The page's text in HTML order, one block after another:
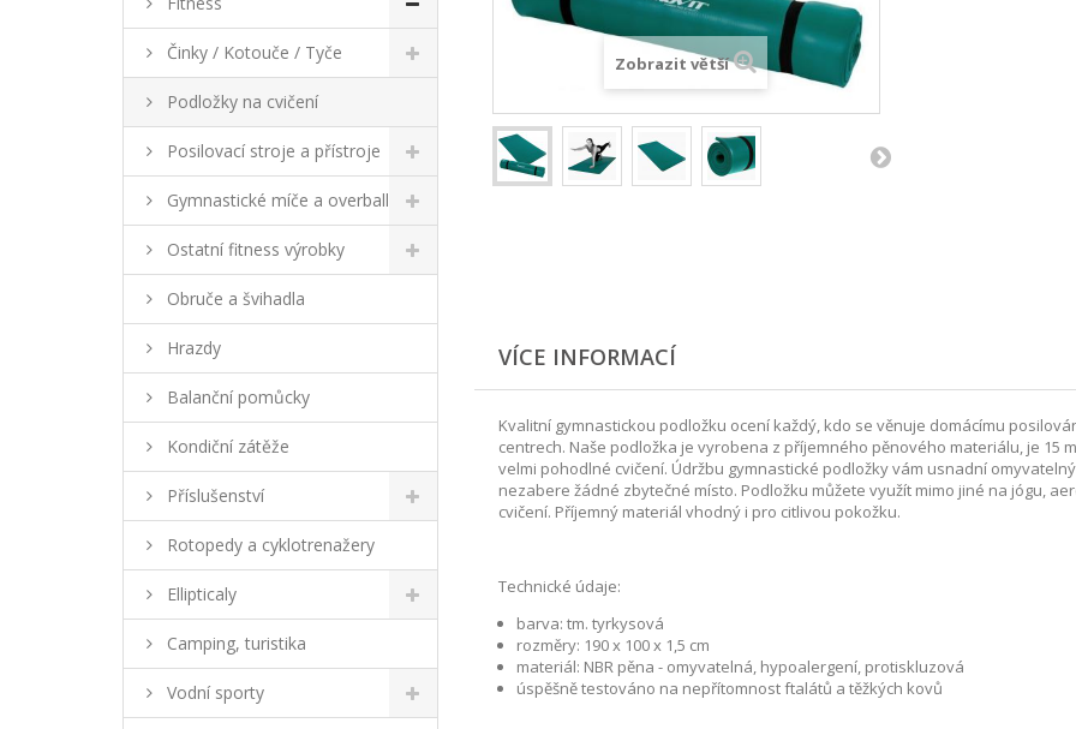
Činky / Kotouče / Tyče
Podložky na cvičení
Posilovací stroje a přístroje
Gymnastické míče a overball
Ostatní fitness výrobky
Obruče a švihadla
Hrazdy
Balanční pomůcky
Kondiční zátěže
Příslušenství
Rotopedy a cyklotrenažery
Ellipticaly
Camping, turistika
Vodní sporty
Zobrazit větší
VÍCE INFORMACÍ
Kvalitní gymnastickou podložku ocení každý, kdo se věnuje domácímu
centrech. Naše podložka je vyrobena z příjemného pěnového materiálu, je 15
velmi pohodlné cvičení. Údržbu gymnastické podložky vám usnadní
nezabere žádné zbytečné místo. Podložku můžete využít mimo jiné na jógu,
cvičení. Příjemný materiál vhodný i pro citlivou pokožku.
Technické údaje:
barva: tm. tyrkysová
rozměry: 190 x 100 x 1,5 cm
materiál: NBR pěna - omyvatelná, hypoalergení, protiskluzová
úspěšně testováno na nepřítomnost ftalátů a těžkých kovů